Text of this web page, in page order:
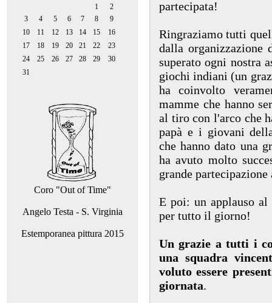
1
2
3
4 5 6 7 8
9
10
11 12 13 14 15
16
17
18 19 20 21 22
23
24
25 26 27 28 29
30
31
Coro "Out of Time"
Angelo Testa - S. Virginia
Estemporanea pittura 2015
partecipata!
Ringraziamo tutti
dalla organizzazione
superato ogni nostra
giochi indiani (un
ha coinvolto
mamme che hanno
al tiro con l'arco che
papà e i giovani
che hanno dato una
ha avuto molto
grande
E poi: un applauso al
per tutto il giorno!
Un grazie a tutti i
una squadra
voluto essere
giornata.